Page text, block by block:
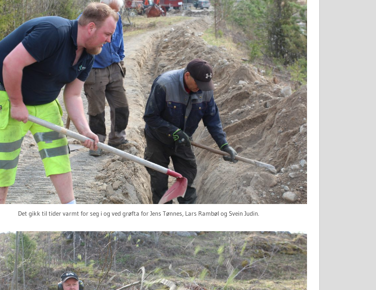
Det gikk til tider varmt for seg i og ved grøfta for Jens Tønnes, Lars Rambøl og Svein Judin.